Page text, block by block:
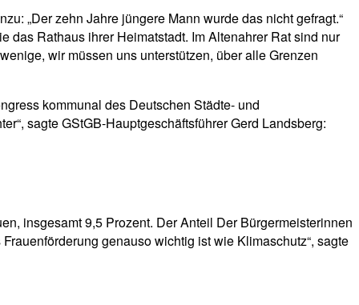
„Der zehn Jahre jüngere Mann wurde das nicht gefragt.“
das Rathaus ihrer Heimatstadt. Im Altenahrer Rat sind nur
wir müssen uns unterstützen, über alle Grenzen
kommunal des Deutschen Städte- und
sagte GStGB-Hauptgeschäftsführer Gerd Landsberg:
insgesamt 9,5 Prozent. Der Anteil Der Bürgermeisterinnen
genauso wichtig ist wie Klimaschutz“, sagte